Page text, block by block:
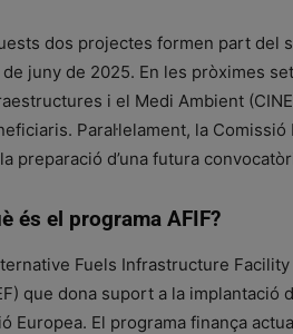
dos projectes formen part del
de juny de 2025. En les pròximes
i el Medi Ambient
Paral·lelament, la
preparació d’una futura
és el programa AFIF?
Fuels Infrastructure
que dona suport a la
Europea. El programa finança